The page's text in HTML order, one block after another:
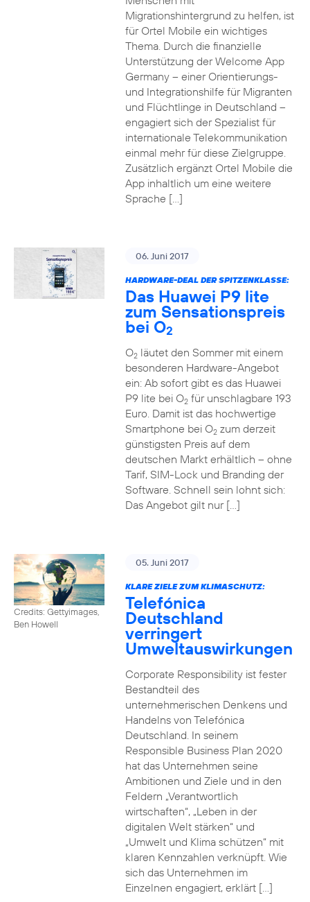
Migrationshintergrund zu helfen, ist
für Ortel Mobile ein wichtiges
Thema. Durch die finanzielle
Unterstützung der Welcome App
Germany – einer Orientierungs-
und Integrationshilfe für Migranten
und Flüchtlinge in Deutschland –
engagiert sich der Spezialist für
internationale Telekommunikation
einmal mehr für diese Zielgruppe.
Zusätzlich ergänzt Ortel Mobile die
App inhaltlich um eine weitere
Sprache […]
06. Juni 2017
HARDWARE-DEAL DER SPITZENKLASSE:
Das Huawei P9 lite
zum Sensationspreis
bei O2
O2läutet den Sommer mit einem
besonderen Hardware-Angebot
ein: Ab sofort gibt es das Huawei
P9 lite bei O2für unschlagbare 193
Euro. Damit ist das hochwertige
Smartphone bei O2zum derzeit
günstigsten Preis auf dem
deutschen Markt erhältlich – ohne
Tarif, SIM-Lock und Branding der
Software. Schnell sein lohnt sich:
Das Angebot gilt nur […]
Credits: Gettyimages,
Ben Howell
05. Juni 2017
KLARE ZIELE ZUM KLIMASCHUTZ:
Telefónica
Deutschland
verringert
Umweltauswirkungen
Corporate Responsibility ist fester
Bestandteil des
unternehmerischen Denkens und
Handelns von Telefónica
Deutschland. In seinem
Responsible Business Plan 2020
hat das Unternehmen seine
Ambitionen und Ziele und in den
Feldern „Verantwortlich
wirtschaften“, „Leben in der
digitalen Welt stärken“ und
„Umwelt und Klima schützen“ mit
klaren Kennzahlen verknüpft. Wie
sich das Unternehmen im
Einzelnen engagiert, erklärt […]